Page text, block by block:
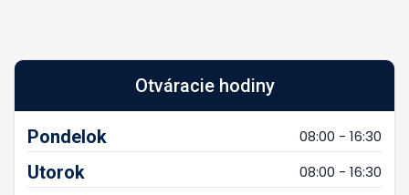
Otváracie hodiny
Pondelok 08:00 - 16:30
Utorok 08:00 - 16:30